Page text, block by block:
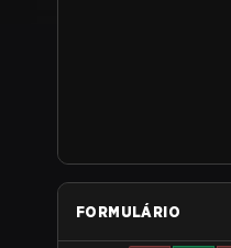
FORMULÁRIO